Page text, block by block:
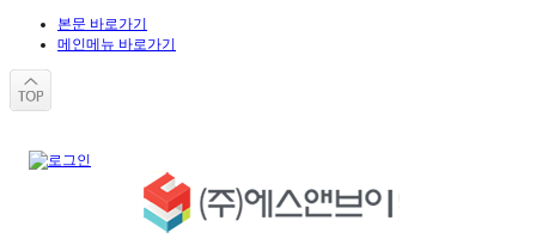
본문 바로가기
메인메뉴 바로가기